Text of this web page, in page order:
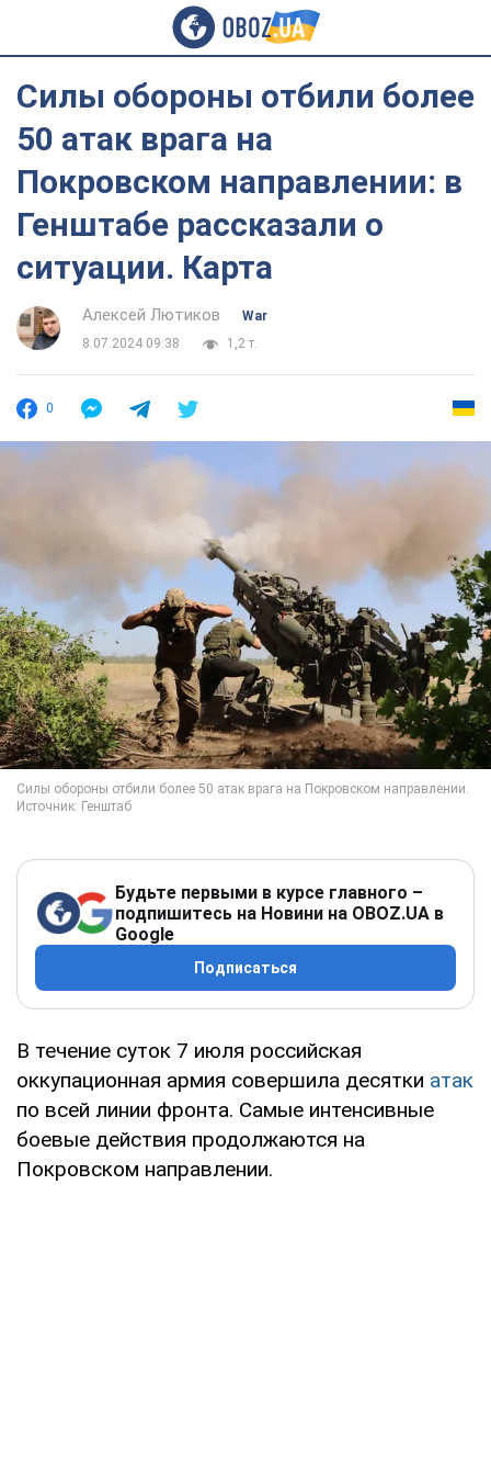
Силы обороны отбили более
50 атак врага на
Покровском направлении: в
Генштабе рассказали о
ситуации. Карта
Алексей Лютиков
War
8.07.2024 09:38
1,2 т.
0
Будьте первыми в курсе главного –
подпишитесь на Новини на OBOZ.UA в
Google
Подписаться
В течение суток 7 июля российская
оккупационная армия совершила десятки атак
по всей линии фронта. Самые интенсивные
боевые действия продолжаются на
Покровском направлении.